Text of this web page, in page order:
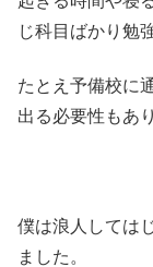
じ科目ばかり勉
たとえ予備校に
出る必要性もあ
僕は浪人しては
ました。